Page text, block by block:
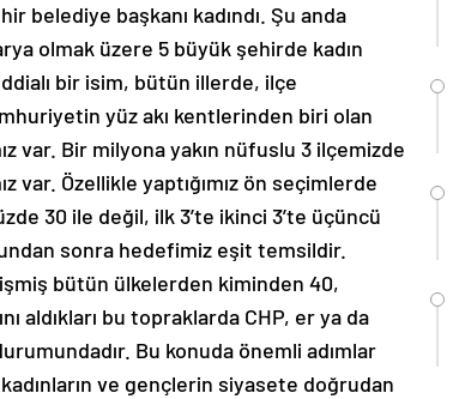
belediye başkanı kadındı. Şu anda
olmak üzere 5 büyük şehirde kadın
bir isim, bütün illerde, ilçe
yüz akı kentlerinden biri olan
var. Bir milyona yakın nüfuslu 3 ilçemizde
var. Özellikle yaptığımız ön seçimlerde
30 ile değil, ilk 3’te ikinci 3’te üçüncü
sonra hedefimiz eşit temsildir.
bütün ülkelerden kiminden 40,
aldıkları bu topraklarda CHP, er ya da
Bu konuda önemli adımlar
ve gençlerin siyasete doğrudan